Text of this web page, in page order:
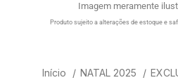
Imagem meramente
Produto sujeito a alterações de estoque e
Início NATAL 2025